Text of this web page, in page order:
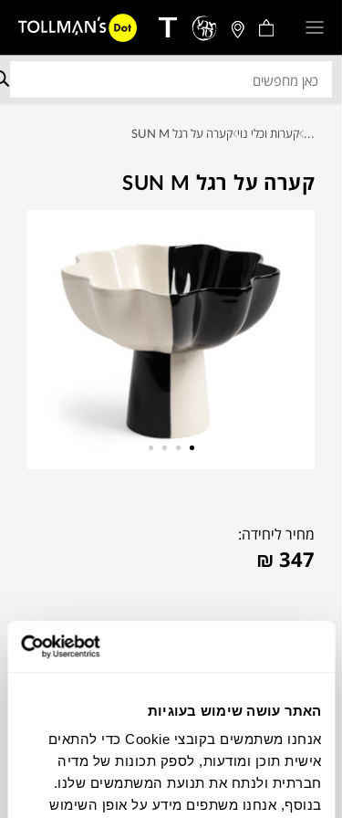
האתר עושה שימוש בעוגיות
אנחנו משתמשים בקובצי Cookie כדי להתאים
אישית תוכן ומודעות, לספק תכונות של מדיה
חברתית ולנתח את תנועת המשתמשים שלנו.
בנוסף, אנחנו משתפים מידע על אופן השימוש
... קערות וכלי נוי קערה על רגל SUN M
קערה על רגל SUN M
מחיר ליחידה:
₪ 347
צבעים